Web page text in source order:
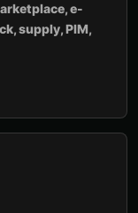
e-
supply, PIM,